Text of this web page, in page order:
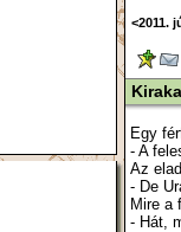
<2011.
Egy
- A
Az
- De
Mire a
- Hát,